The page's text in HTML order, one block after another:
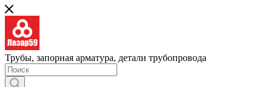
Трубы, запорная арматура, детали трубопровода